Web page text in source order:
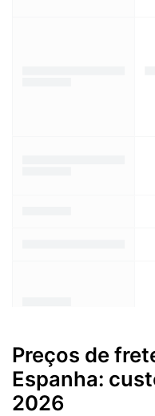
Preços de
Espanha:
2026